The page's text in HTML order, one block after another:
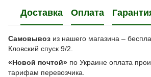
Доставка Оплата
Самовывоз из нашего магазина –
Кловский спуск 9/2.
«Новой почтой» по Украине оплата
тарифам перевозчика.